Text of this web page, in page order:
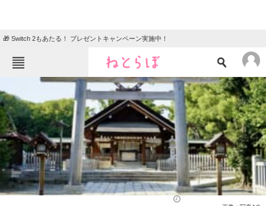
🎁 Switch 2もあたる！ プレゼントキャンペーン実施中！
ねとらぼメニュー
TOP ニュース
エンタメ クイズ
グルメ 地域
住まい 教育・育児
動物 リサーチ